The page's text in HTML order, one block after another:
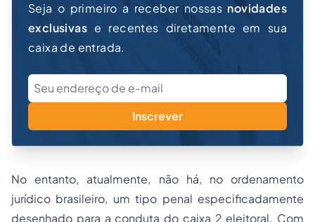
Seja o primeiro a receber nossas novidades
exclusivas e recentes diretamente em sua
caixa de entrada.
Inscrever
No entanto, atualmente, não há, no ordenamento
jurídico brasileiro, um tipo penal especificadamente
desenhado para a conduta do caixa 2 eleitoral. Com